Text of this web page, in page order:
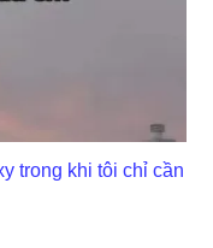
trong khi tôi chỉ cần